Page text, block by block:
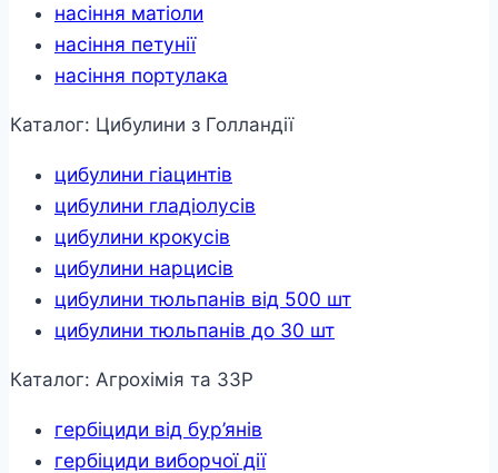
насіння матіоли
насіння петунії
насіння портулака
Каталог: Цибулини з Голландії
цибулини гіацинтів
цибулини гладіолусів
цибулини крокусів
цибулини нарцисів
цибулини тюльпанів від 500 шт
цибулини тюльпанів до 30 шт
Каталог: Агрохімія та ЗЗР
гербіциди від бур’янів
гербіциди виборчої дії